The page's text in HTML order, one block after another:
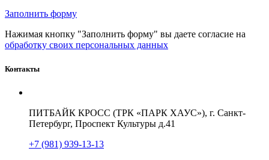
Заполнить форму
Нажимая кнопку "Заполнить форму" вы даете согласие на
обработку своих персональных данных
Контакты
ПИТБАЙК КРОСС (ТРК «ПАРК ХАУС»), г. Санкт-
Петербург, Проспект Культуры д.41
+7 (981) 939-13-13